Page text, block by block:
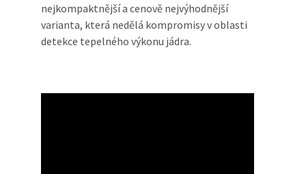
nejkompaktnější a cenově nejvýhodnější
varianta, která nedělá kompromisy v oblasti
detekce tepelného výkonu jádra.